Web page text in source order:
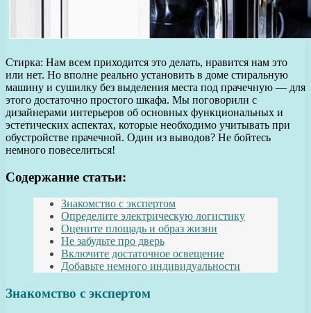
Стирка: Нам всем приходится это делать, нравится нам это
или нет. Но вполне реально установить в доме стиральную
машину и сушилку без выделения места под прачечную — для
этого достаточно простого шкафа. Мы поговорили с
дизайнерами интерьеров об основных функциональных и
эстетических аспектах, которые необходимо учитывать при
обустройстве прачечной. Один из выводов? Не бойтесь
немного повеселиться!
Содержание статьи:
Знакомство с экспертом
Определите электрическую логистику
Оцените площадь и образ жизни
Не забудьте про дверь
Включите достаточное освещение
Добавьте немного индивидуальности
Знакомство с экспертом